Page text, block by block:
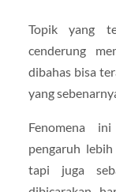
Topik yang
cenderung
dibahas bisa
yang
Fenomena
pengaruh
tapi juga